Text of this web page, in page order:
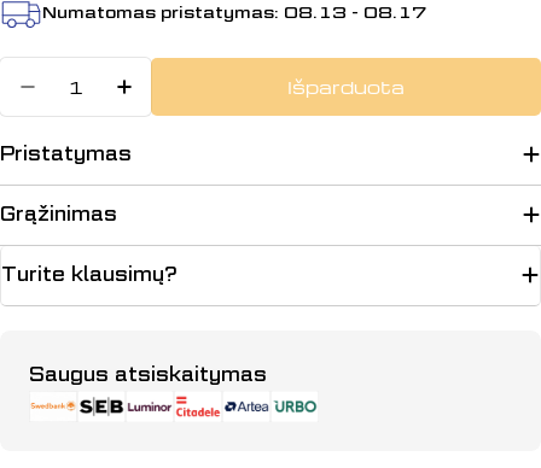
Numatomas pristatymas: 08.13 - 08.17
Sumažinti kiekį: SPINDLE
Padidinti SPINDLE
Išparduota
Pristatymas
Grąžinimas
Turite klausimų?
Saugus atsiskaitymas
Apmokėjimo
būdai